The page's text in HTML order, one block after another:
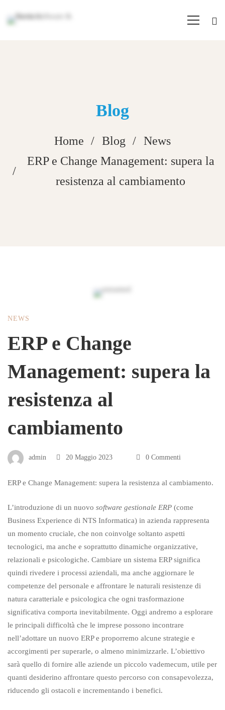
Blog
Home Blog
News
ERP e Change Management: supera la
resistenza al cambiamento
e
Change
Management:
supera
resistenza
al
cambiamento
NEWS
ERP e Change
Management: supera la
resistenza al
cambiamento
admin 20 Maggio 2023 0 Commenti
ERP e Change Management: supera la resistenza al cambiamento.
L’introduzione di un nuovo software gestionale ERP (come
Business Experience di NTS Informatica) in azienda rappresenta
un momento cruciale, che non coinvolge soltanto aspetti
tecnologici, ma anche e soprattutto dinamiche organizzative,
relazionali e psicologiche. Cambiare un sistema ERP significa
quindi rivedere i processi aziendali, ma anche aggiornare le
competenze del personale e affrontare le naturali resistenze di
natura caratteriale e psicologica che ogni trasformazione
significativa comporta inevitabilmente. Oggi andremo a esplorare
le principali difficoltà che le imprese possono incontrare
nell’adottare un nuovo ERP e proporremo alcune strategie e
accorgimenti per superarle, o almeno minimizzarle. L’obiettivo
sarà quello di fornire alle aziende un piccolo vademecum, utile per
quanti desiderino affrontare questo percorso con consapevolezza,
riducendo gli ostacoli e incrementando i benefici.